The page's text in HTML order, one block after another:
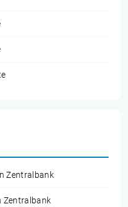
Zentralbank
Zentralbank